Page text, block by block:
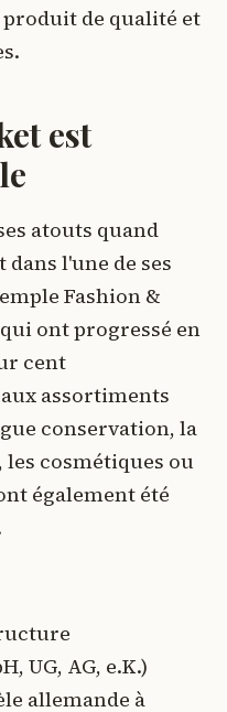
produit de qualité et
est
atouts quand
l'une de ses
Fashion &
ont progressé en
cent
assortiments
conservation, la
cosmétiques ou
également été
UG, AG, e.K.)
allemande à